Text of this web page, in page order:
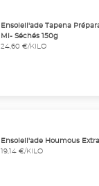
Ensoleil'ade Tapena
Mi- Séchés 150g
24,60 €/KILO
Ensoleil'ade Houmous
19,14 €/KILO